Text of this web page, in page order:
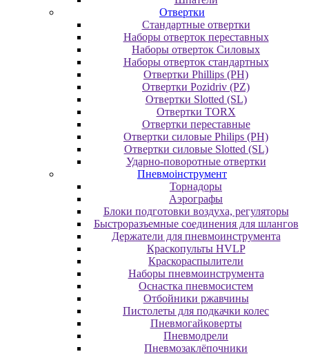
Отвертки
Cтандартные отвертки
Наборы отверток переставных
Наборы отверток Силовых
Наборы отверток стандартных
Отвертки Phillips (PH)
Отвертки Pozidriv (PZ)
Отвертки Slotted (SL)
Отвертки TORX
Отвертки переставные
Отвертки силовые Philips (PH)
Отвертки силовые Slotted (SL)
Ударно-поворотные отвертки
Пневмоінструмент
Topнaдopы
Аэрографы
Блоки подготовки воздуха, регуляторы
Быстроразъемные соединения для шлангов
Держатели для пневмоинструмента
Краскопульты HVLP
Краскораспылители
Наборы пневмоинструмента
Оснастка пневмосистем
Отбойники ржавчины
Пистолеты для подкачки колес
Пневмогайковерты
Пневмодрели
Пневмозаклёпочники